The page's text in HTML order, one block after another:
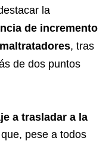
la
de incremento
, tras
de dos puntos
a trasladar a la
pese a todos